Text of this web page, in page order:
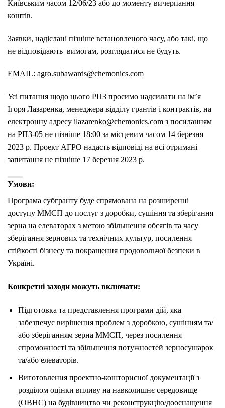
Київським часом 12/06/23 або до моменту вичерпання
коштів.
Заявки, надіслані пізніше встановленого часу, або такі, що
не відповідають вимогам, розглядатися не будуть.
EMAIL: agro.subawards@chemonics.com
Усі питання щодо цього РПЗ просимо надсилати на ім’я
Ігоря Лазаренка, менеджера відділу грантів і контрактів, на
електронну адресу ilazarenko@chemonics.com з посиланням
на РПЗ-05 не пізніше 18:00 за місцевим часом 14 березня
2023 р. Проект АГРО надасть відповіді на всі отримані
запитання не пізніше 17 березня 2023 р.
Умови:
Програма субгранту буде спрямована на розширенні
доступу ММСП до послуг з доробки, сушіння та зберігання
зерна на елеваторах з метою збільшення обсягів та часу
зберігання зернових та технічних культур, посилення
стійкості бізнесу та покращення продовольчої безпеки в
Україні.
Конкретні заходи можуть включати:
Підготовка та представлення програми дій, яка
забезпечує вирішення проблем з доробкою, сушінням та/
або зберіганням зерна ММСП, через посилення
спроможності та збільшення потужностей зерносушарок
та/або елеваторів.
Виготовлення проектно-кошторисної документації з
розділом оцінки впливу на навколишнє середовище
(ОВНС) на будівництво чи реконструкцію/дооснащення